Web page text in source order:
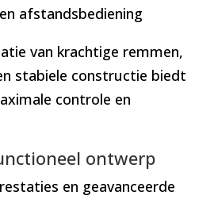
afstandsbediening
van krachtige remmen,
stabiele constructie biedt
controle en
ontwerp
en geavanceerde